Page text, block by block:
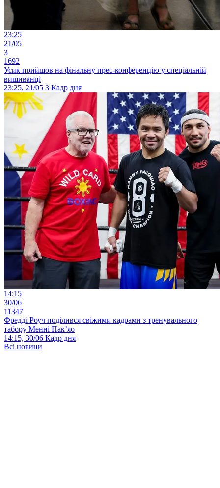
23:25
21/05
3
1692
Усик прийшов на фінальну прес-конференцію у спеціальній
вишиванці
23:25, 21/05 3 Кадр дня
14:15
30/06
11347
Фредді Роуч поділився свіжими кадрами з тренувального
табору Менні Пак’яо
14:15, 30/06 Кадр дня
Всі новини